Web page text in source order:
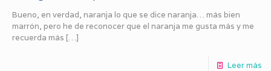
Bueno, en verdad, naranja lo que se dice naranja… más bien
marrón, pero he de reconocer que el naranja me gusta más y me
recuerda más […]
Leer más